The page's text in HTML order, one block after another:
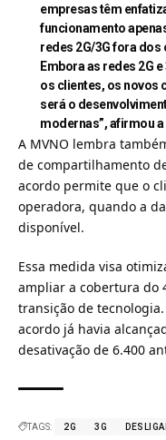
empresas têm
funcionamento
redes 2G/3G fora
Embora as redes 2G
os clientes, os novos
será o
modernas”, afirmou
A MVNO lembra
de compartilhamento
acordo permite que o
operadora, quando a
disponível.
Essa medida visa
ampliar a cobertura do
transição de
acordo já havia
desativação de 6.400
TAGS: 2G 3G